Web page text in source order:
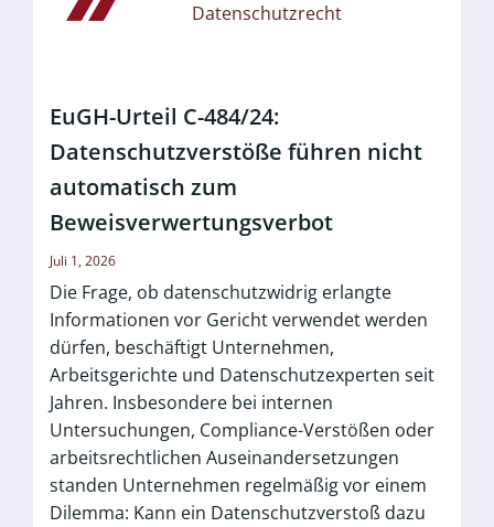
Datenschutzrecht
EuGH-Urteil C-484/24:
Datenschutzverstöße führen nicht
automatisch zum
Beweisverwertungsverbot
Juli 1, 2026
Die Frage, ob datenschutzwidrig erlangte
Informationen vor Gericht verwendet werden
dürfen, beschäftigt Unternehmen,
Arbeitsgerichte und Datenschutzexperten seit
Jahren. Insbesondere bei internen
Untersuchungen, Compliance-Verstößen oder
arbeitsrechtlichen Auseinandersetzungen
standen Unternehmen regelmäßig vor einem
Dilemma: Kann ein Datenschutzverstoß dazu